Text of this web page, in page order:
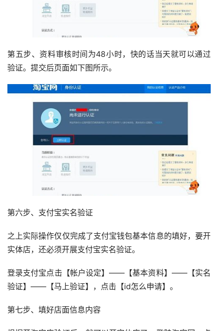
第五步、资料审核时间为48小时，快的话当天就可以通过
验证。提交后页面如下图所示。
第六步、支付宝实名验证
之上实际操作仅仅完成了支付宝钱包基本信息的填好，要开
实体店，还必须开展支付宝实名验证。
登录支付宝点击【帐户设定】——【基本资料】——【实名
验证】——【马上验证】，点击【id怎么申请】。
第七步、填好店面信息内容